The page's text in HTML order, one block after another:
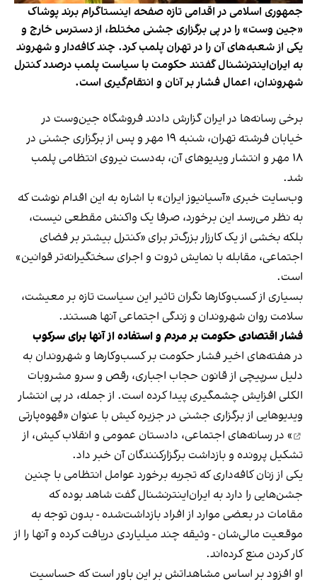
جمهوری اسلامی در اقدامی تازه صفحه اینستاگرام برند پوشاک
«جین وست» را در پی برگزاری جشنی مختلط، از دسترس خارج و
یکی از شعبه‌های آن را در تهران پلمب کرد. چند کافه‌‌دار و شهروند
به ایران‌اینترنشنال گفتند حکومت با سیاست پلمب درصدد کنترل
شهروندان، اعمال فشار بر آنان و انتقام‌گیری است.
برخی رسانه‌ها در ایران گزارش دادند فروشگاه جین‌وست در
خیابان فرشته تهران، شنبه ۱۹ مهر و پس از برگزاری جشنی در
۱۸ مهر و انتشار ویدیوهای آن، به‌دست نیروی انتظامی پلمب
شد.
وب‌سایت خبری «آسیانیوز ایران» با اشاره به این اقدام نوشت که
به نظر می‌رسد این برخورد، صرفا یک واکنش مقطعی نیست،
بلکه بخشی از یک کارزار بزرگ‌تر برای «کنترل بیشتر بر فضای
اجتماعی، مقابله با نمایش ثروت و اجرای سختگیرانه‌تر قوانین»
است.
بسیاری از کسب‌وکارها نگران تاثیر این سیاست‌ تازه بر معیشت،
سلامت روان شهروندان و زندگی اجتماعی آنها هستند.
فشار اقتصادی حکومت بر مردم و استفاده از آنها برای سرکوب
در هفته‌های اخیر فشار حکومت بر کسب‌وکارها و شهروندان به
دلیل سرپیچی از قانون حجاب اجباری، رقص و سرو مشروبات
الکلی افزایش چشمگیری پیدا کرده است. از جمله، در پی انتشار
ویدیوهایی از برگزاری جشنی در جزیره کیش با عنوان «قهوه‌پارتی
» در رسانه‌های اجتماعی، دادستان عمومی و انقلاب کیش، از
تشکیل پرونده و بازداشت برگزارکنندگان آن خبر داد.
یکی از زنان کافه‌داری که تجربه برخورد عوامل انتظامی با چنین
جشن‌هایی را دارد به ایران‌اینترنشنال گفت شاهد بوده که
مقامات در بعضی موارد از افراد بازداشت‌‌شده - بدون توجه به
موقعیت مالی‌شان - وثیقه چند میلیاردی دریافت کرده و آنها را از
کار کردن منع کرده‌اند.
او افزود بر اساس مشاهداتش بر این باور است که حساسیت